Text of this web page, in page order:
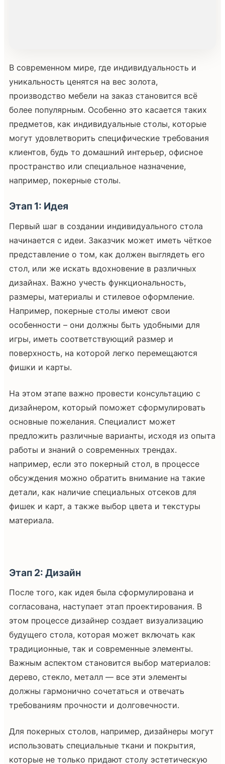
В современном мире, где индивидуальность и
уникальность ценятся на вес золота,
производство мебели на заказ становится всё
более популярным. Особенно это касается таких
предметов, как индивидуальные столы, которые
могут удовлетворить специфические требования
клиентов, будь то домашний интерьер, офисное
пространство или специальное назначение,
например, покерные столы.
Этап 1: Идея
Первый шаг в создании индивидуального стола
начинается с идеи. Заказчик может иметь чёткое
представление о том, как должен выглядеть его
стол, или же искать вдохновение в различных
дизайнах. Важно учесть функциональность,
размеры, материалы и стилевое оформление.
Например, покерные столы имеют свои
особенности – они должны быть удобными для
игры, иметь соответствующий размер и
поверхность, на которой легко перемещаются
фишки и карты.
На этом этапе важно провести консультацию с
дизайнером, который поможет сформулировать
основные пожелания. Специалист может
предложить различные варианты, исходя из опыта
работы и знаний о современных трендах.
например, если это покерный стол, в процессе
обсуждения можно обратить внимание на такие
детали, как наличие специальных отсеков для
фишек и карт, а также выбор цвета и текстуры
материала.
Этап 2: Дизайн
После того, как идея была сформулирована и
согласована, наступает этап проектирования. В
этом процессе дизайнер создает визуализацию
будущего стола, которая может включать как
традиционные, так и современные элементы.
Важным аспектом становится выбор материалов:
дерево, стекло, металл — все эти элементы
должны гармонично сочетаться и отвечать
требованиям прочности и долговечности.
Для покерных столов, например, дизайнеры могут
использовать специальные ткани и покрытия,
которые не только придают столу эстетическую